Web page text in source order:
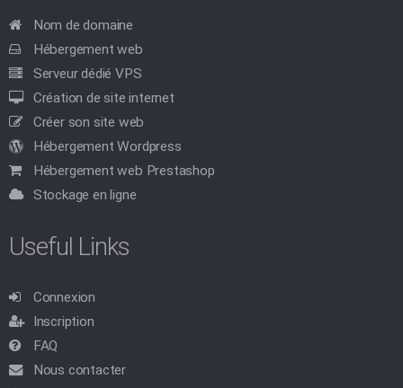
Nom de domaine
Hébergement web
Serveur dédié VPS
Création de site internet
Créer son site web
Hébergement Wordpress
Hébergement web Prestashop
Stockage en ligne
Useful Links
Connexion
Inscription
FAQ
Nous contacter